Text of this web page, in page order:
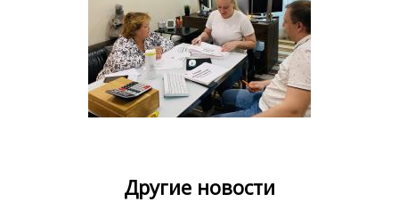
Другие новости